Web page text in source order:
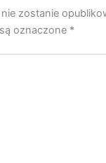
zostanie
oznaczone *